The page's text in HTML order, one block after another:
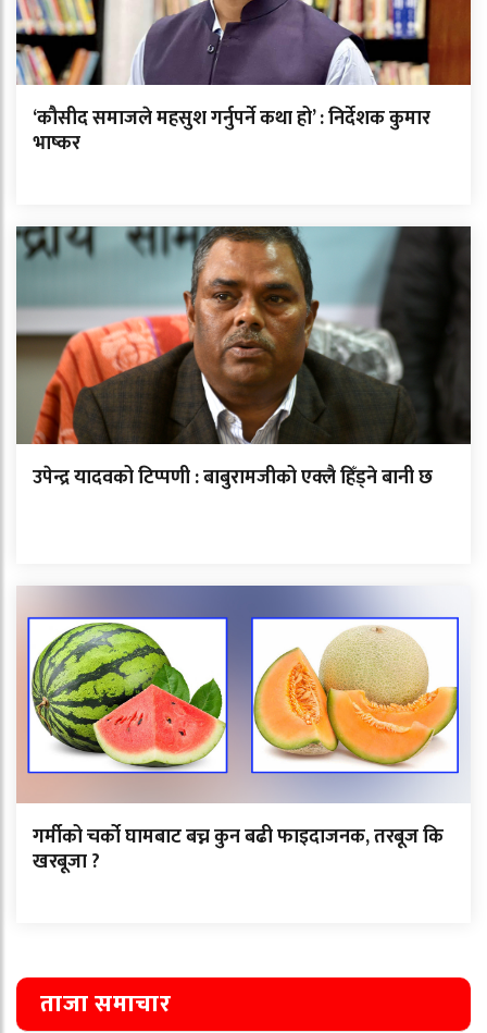
‘कौसीद समाजले महसुश गर्नुपर्ने कथा हो’ : निर्देशक कुमार
भाष्कर
उपेन्द्र यादवको टिप्पणी : बाबुरामजीको एक्लै हिँड्ने बानी छ
गर्मीको चर्को घामबाट बच्न कुन बढी फाइदाजनक, तरबूज कि
खरबूजा ?
ताजा समाचार